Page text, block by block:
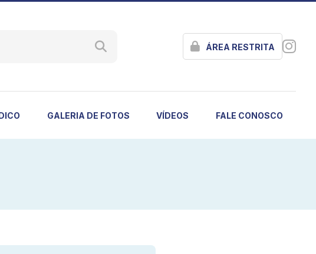
ÁREA RESTRITA
GALERIA DE FOTOS VÍDEOS FALE CONOSCO